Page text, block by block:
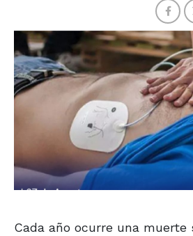
Cada año ocurre una muerte